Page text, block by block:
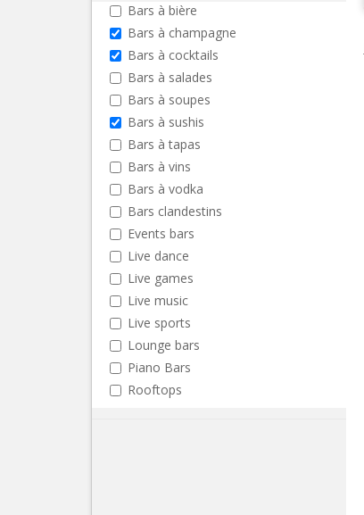
Bars à bière
Bars à champagne
Bars à cocktails
Bars à salades
Bars à soupes
Bars à sushis
Bars à tapas
Bars à vins
Bars à vodka
Bars clandestins
Events bars
Live dance
Live games
Live music
Live sports
Lounge bars
Piano Bars
Rooftops